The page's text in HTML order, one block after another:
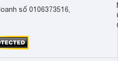
số 0106373516,